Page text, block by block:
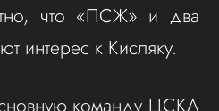
что «ПСЖ» и два
интерес к Кисляку.